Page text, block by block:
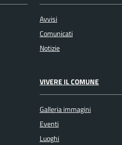
Avvisi
Comunicati
Notizie
VIVERE IL COMUNE
Galleria immagini
Eventi
Luoghi